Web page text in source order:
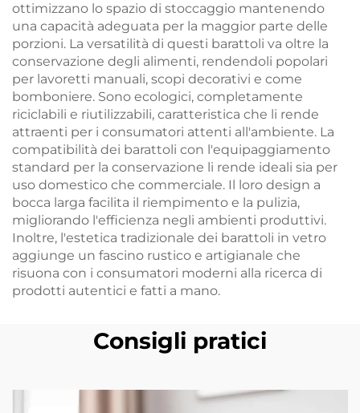
ottimizzano lo spazio di stoccaggio mantenendo
una capacità adeguata per la maggior parte delle
porzioni. La versatilità di questi barattoli va oltre la
conservazione degli alimenti, rendendoli popolari
per lavoretti manuali, scopi decorativi e come
bomboniere. Sono ecologici, completamente
riciclabili e riutilizzabili, caratteristica che li rende
attraenti per i consumatori attenti all'ambiente. La
compatibilità dei barattoli con l'equipaggiamento
standard per la conservazione li rende ideali sia per
uso domestico che commerciale. Il loro design a
bocca larga facilita il riempimento e la pulizia,
migliorando l'efficienza negli ambienti produttivi.
Inoltre, l'estetica tradizionale dei barattoli in vetro
aggiunge un fascino rustico e artigianale che
risuona con i consumatori moderni alla ricerca di
prodotti autentici e fatti a mano.
Consigli pratici